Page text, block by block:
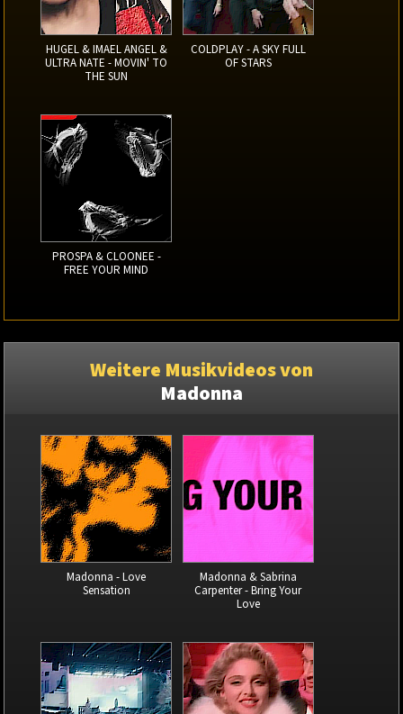
HUGEL & IMAEL ANGEL &
ULTRA NATE - MOVIN' TO
THE SUN
COLDPLAY - A SKY FULL
OF STARS
PROSPA & CLOONEE -
FREE YOUR MIND
Weitere Musikvideos von
Madonna
Madonna - Love
Sensation
Madonna & Sabrina
Carpenter - Bring Your
Love